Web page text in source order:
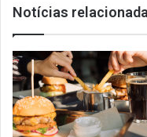
do
Notícias